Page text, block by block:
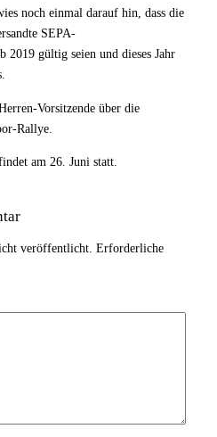
noch einmal darauf hin, dass die
SEPA-
2019 gültig seien und dieses Jahr
Vorsitzende über die
Rallye.
am 26. Juni statt.
veröffentlicht. Erforderliche